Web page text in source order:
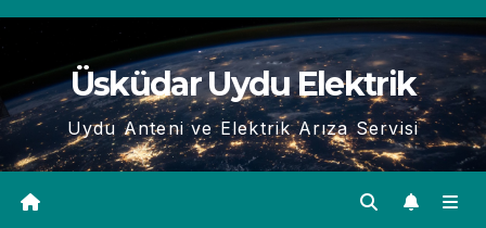
Skip
to
content Üsküdar Uydu Elektrik
Uydu Anteni ve Elektrik Arıza Servisi